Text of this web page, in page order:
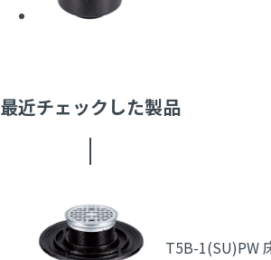
最近チェックした製品
T5B-1(SU)PW